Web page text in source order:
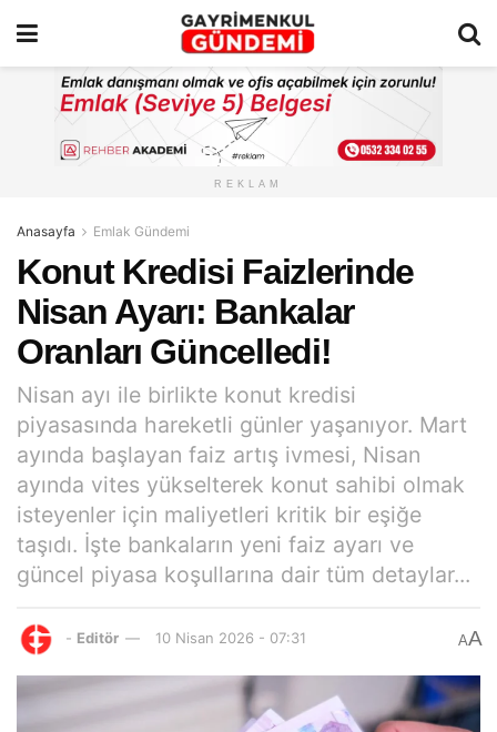
REKLAM
Anasayfa Emlak Gündemi
Konut Kredisi Faizlerinde
Nisan Ayarı: Bankalar
Oranları Güncelledi!
Nisan ayı ile birlikte konut kredisi
piyasasında hareketli günler yaşanıyor. Mart
ayında başlayan faiz artış ivmesi, Nisan
ayında vites yükselterek konut sahibi olmak
isteyenler için maliyetleri kritik bir eşiğe
taşıdı. İşte bankaların yeni faiz ayarı ve
güncel piyasa koşullarına dair tüm detaylar...
- Editör 10 Nisan 2026 - 07:31 AA